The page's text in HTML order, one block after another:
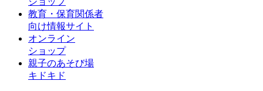
教育・保育関係者
向け情報サイト
オンライン
ショップ
親子のあそび場
キドキド